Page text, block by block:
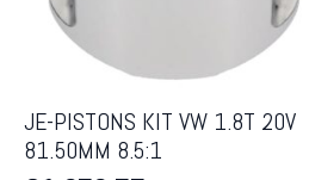
JE-PISTONS KIT VW 1.8T 20V
81.50MM 8.5:1